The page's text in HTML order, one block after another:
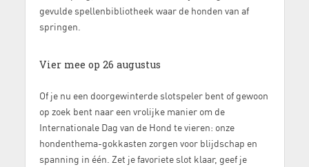
gevulde spellenbibliotheek waar de honden van af
springen.
Vier mee op 26 augustus
Of je nu een doorgewinterde slotspeler bent of gewoon
op zoek bent naar een vrolijke manier om de
Internationale Dag van de Hond te vieren: onze
hondenthema-gokkasten zorgen voor blijdschap en
spanning in één. Zet je favoriete slot klaar, geef je